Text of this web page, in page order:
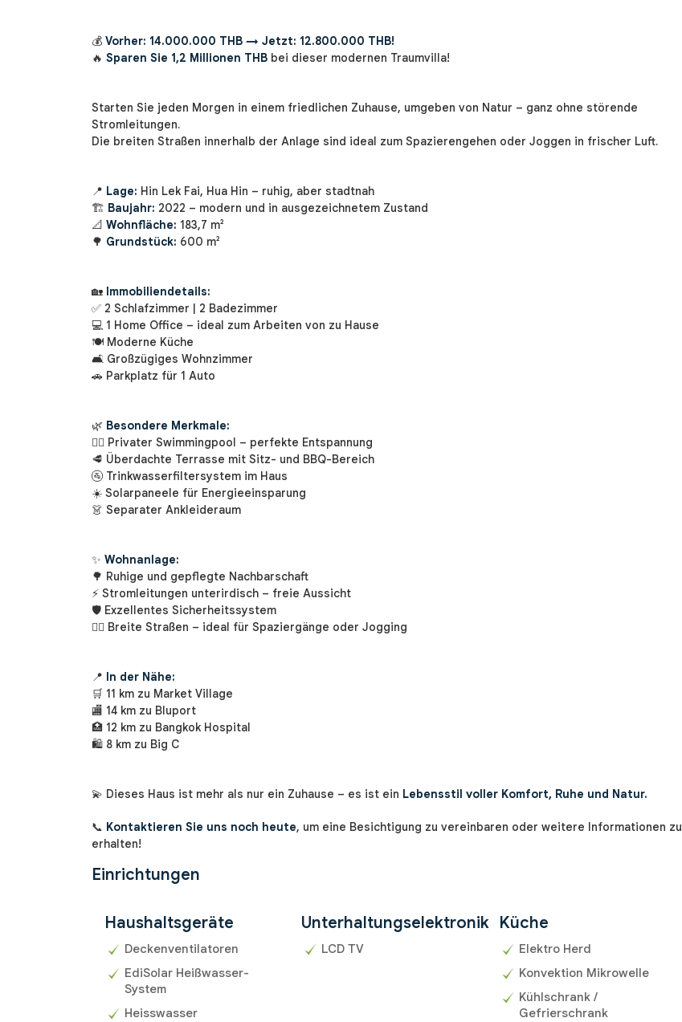
💰 Vorher: 14.000.000 THB → Jetzt: 12.800.000 THB!
🔥 Sparen Sie 1,2 Millionen THB bei dieser modernen Traumvilla!
Starten Sie jeden Morgen in einem friedlichen Zuhause, umgeben von Natur – ganz ohne störende
Stromleitungen.
Die breiten Straßen innerhalb der Anlage sind ideal zum Spazierengehen oder Joggen in frischer Luft.
📍 Lage: Hin Lek Fai, Hua Hin – ruhig, aber stadtnah
🏗 Baujahr: 2022 – modern und in ausgezeichnetem Zustand
📐 Wohnfläche: 183,7 m²
🌳 Grundstück: 600 m²
🏡 Immobiliendetails:
✅ 2 Schlafzimmer | 2 Badezimmer
💻 1 Home Office – ideal zum Arbeiten von zu Hause
🍽 Moderne Küche
🛋 Großzügiges Wohnzimmer
🚗 Parkplatz für 1 Auto
🌿 Besondere Merkmale:
🏊‍♂️ Privater Swimmingpool – perfekte Entspannung
🥩 Überdachte Terrasse mit Sitz- und BBQ-Bereich
🚰 Trinkwasserfiltersystem im Haus
☀️ Solarpaneele für Energieeinsparung
👗 Separater Ankleideraum
✨ Wohnanlage:
🌳 Ruhige und gepflegte Nachbarschaft
⚡ Stromleitungen unterirdisch – freie Aussicht
🛡 Exzellentes Sicherheitssystem
🚶‍♂️ Breite Straßen – ideal für Spaziergänge oder Jogging
📍 In der Nähe:
🛒 11 km zu Market Village
🏬 14 km zu Bluport
🏥 12 km zu Bangkok Hospital
🛍️ 8 km zu Big C
💫 Dieses Haus ist mehr als nur ein Zuhause – es ist ein Lebensstil voller Komfort, Ruhe und Natur.
📞 Kontaktieren Sie uns noch heute, um eine Besichtigung zu vereinbaren oder weitere Informationen zu
erhalten!
Einrichtungen
Haushaltsgeräte
Deckenventilatoren
EdiSolar Heißwasser-
System
Heisswasser
Unterhaltungselektronik
LCD TV
Küche
Elektro Herd
Konvektion Mikrowelle
Kühlschrank /
Gefrierschrank